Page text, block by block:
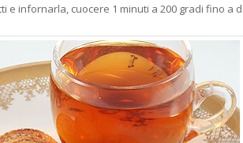
e infornarla, cuocere 1 minuti a 200 gradi fino a